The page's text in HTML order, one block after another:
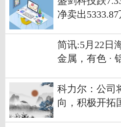
净卖出
简讯:5月22日
金属，有色 ·
科力尔：公司
向，积极开拓